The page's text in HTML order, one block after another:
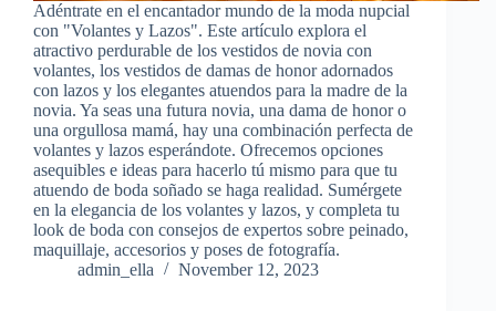
Adéntrate en el encantador mundo de la moda nupcial
con "Volantes y Lazos". Este artículo explora el
atractivo perdurable de los vestidos de novia con
volantes, los vestidos de damas de honor adornados
con lazos y los elegantes atuendos para la madre de la
novia. Ya seas una futura novia, una dama de honor o
una orgullosa mamá, hay una combinación perfecta de
volantes y lazos esperándote. Ofrecemos opciones
asequibles e ideas para hacerlo tú mismo para que tu
atuendo de boda soñado se haga realidad. Sumérgete
en la elegancia de los volantes y lazos, y completa tu
look de boda con consejos de expertos sobre peinado,
maquillaje, accesorios y poses de fotografía.
admin_ella
November 12, 2023